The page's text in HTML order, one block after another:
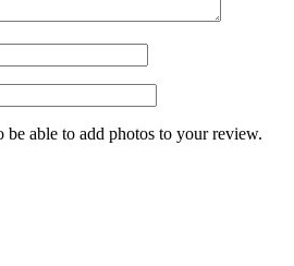
be able to add photos to your review.